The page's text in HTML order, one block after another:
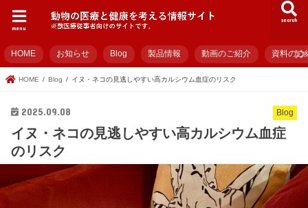
search
menu
HOME お知らせ Blog 製品情報 動画のご紹介 資料のご
HOME Blog イヌ・ネコの見逃しやすい高カルシウム血症のリスク
Blog
2025.09.08
イヌ・ネコの見逃しやすい高カルシウム血症
のリスク